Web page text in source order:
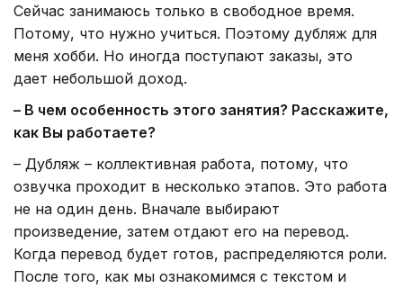
Сейчас занимаюсь только в свободное время.
Потому, что нужно учиться. Поэтому дубляж для
меня хобби. Но иногда поступают заказы, это
дает небольшой доход.
– В чем особенность этого занятия? Расскажите,
как Вы работаете?
– Дубляж – коллективная работа, потому, что
озвучка проходит в несколько этапов. Это работа
не на один день. Вначале выбирают
произведение, затем отдают его на перевод.
Когда перевод будет готов, распределяются роли.
После того, как мы ознакомимся с текстом и